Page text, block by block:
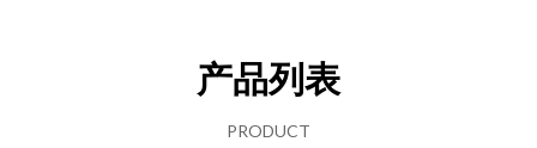
产品列表
PRODUCT